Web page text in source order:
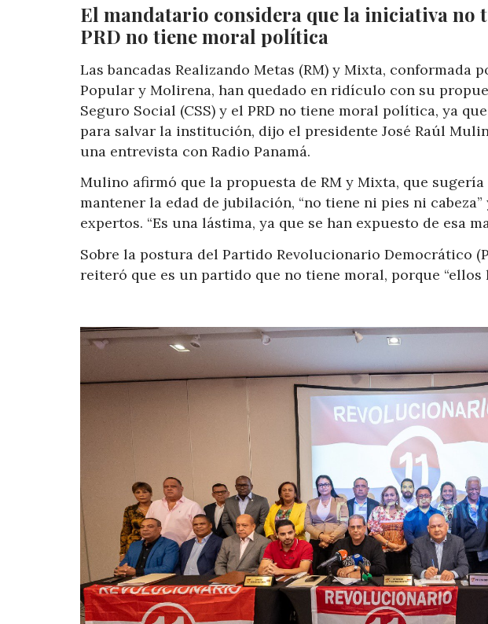
El mandatario considera que la iniciativa no
PRD no tiene moral política
Las bancadas Realizando Metas (RM) y Mixta, conformada
Popular y Molirena, han quedado en ridículo con su
Seguro Social (CSS) y el PRD no tiene moral política, ya
para salvar la institución, dijo el presidente José Raúl
una entrevista con Radio Panamá.
Mulino afirmó que la propuesta de RM y Mixta, que
mantener la edad de jubilación, “no tiene ni pies ni
expertos. “Es una lástima, ya que se han expuesto de esa
Sobre la postura del Partido Revolucionario Democrático
reiteró que es un partido que no tiene moral, porque “ellos